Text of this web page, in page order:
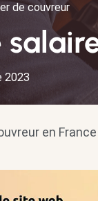
de couvreur
2023
en France